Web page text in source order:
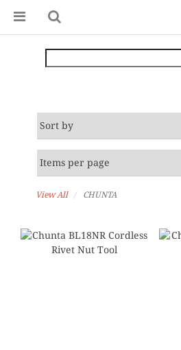
View All CHUNTA